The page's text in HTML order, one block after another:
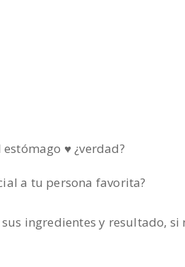
♥ ¿verdad?
a tu persona favorita?
ingredientes y resultado, si